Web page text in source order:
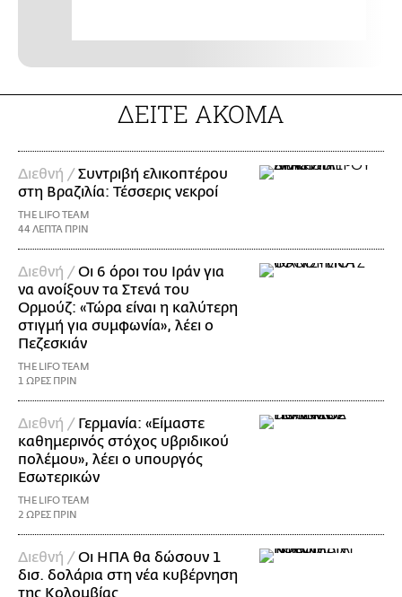
ΔΕΙΤΕ ΑΚΟΜΑ
Διεθνή /Συντριβή ελικοπτέρου
στη Βραζιλία: Τέσσερις νεκροί
THE LIFO TEAM
44 ΛΕΠΤΑ ΠΡΙΝ
Διεθνή /Οι 6 όροι του Ιράν για
να ανοίξουν τα Στενά του
Ορμούζ: «Τώρα είναι η καλύτερη
στιγμή για συμφωνία», λέει ο
Πεζεσκιάν
THE LIFO TEAM
1 ΩΡΕΣ ΠΡΙΝ
Διεθνή / Γερμανία: «Είμαστε
καθημερινός στόχος υβριδικού
πολέμου», λέει ο υπουργός
Εσωτερικών
THE LIFO TEAM
2 ΩΡΕΣ ΠΡΙΝ
Διεθνή /Οι ΗΠΑ θα δώσουν 1
δισ. δολάρια στη νέα κυβέρνηση
της Κολομβίας